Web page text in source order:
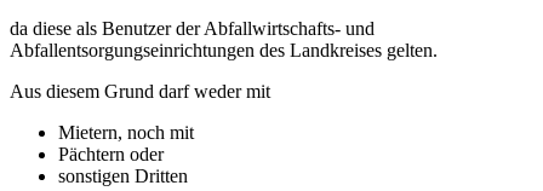
da diese als Benutzer der Abfallwirtschafts- und
Abfallentsorgungseinrichtungen des Landkreises gelten.
Aus diesem Grund darf weder mit
Mietern, noch mit
Pächtern oder
sonstigen Dritten